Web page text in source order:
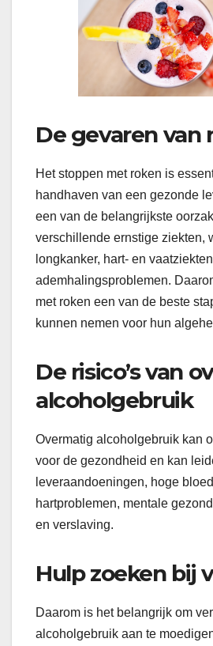
De gevaren van
Het stoppen met roken is
handhaven van een gezonde
een van de belangrijkste
verschillende ernstige ziekten,
longkanker, hart- en
ademhalingsproblemen.
met roken een van de beste
kunnen nemen voor hun
De risico’s van
alcoholgebruik
Overmatig alcoholgebruik kan
voor de gezondheid en kan
leveraandoeningen, hoge
hartproblemen, mentale
en verslaving.
Hulp zoeken bij
Daarom is het belangrijk om
alcoholgebruik aan te